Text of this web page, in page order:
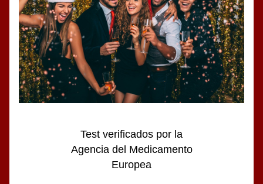
Test verificados por la
Agencia del Medicamento
Europea